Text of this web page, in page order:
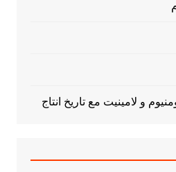
و لامينيت مع تاريخ انتاج